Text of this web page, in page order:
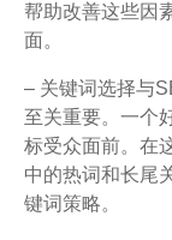
帮助改善这些因
面。
– 关键词选择与
至关重要。一个
标受众面前。在
中的热词和长尾
键词策略。